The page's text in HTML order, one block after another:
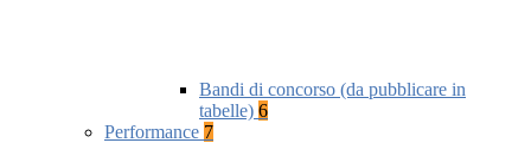
Bandi di concorso (da pubblicare in
tabelle) 6
Performance 7